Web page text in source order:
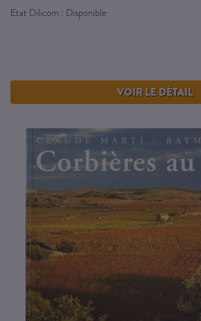
Etat Dilicom : Disponible
VOIR LE DÉTAIL